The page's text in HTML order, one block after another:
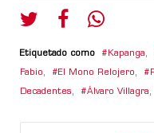
Etiquetado como Kapanga,
Fabio, El Mono Relojero,
Decadentes, Álvaro Villagra,